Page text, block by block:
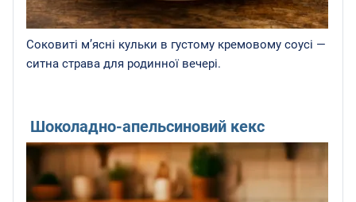
Соковиті м’ясні кульки в густому кремовому соусі —
ситна страва для родинної вечері.
Шоколадно-апельсиновий кекс